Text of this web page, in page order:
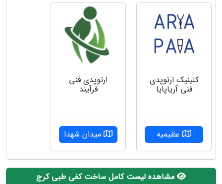
کلینیک ارتوپدی
فنی آریاپایا
عظیمیه
ارتوپدی فنی
فرآیند
میدان شهدا
مشاهده لیست کامل ساخت کفی طبی کرج